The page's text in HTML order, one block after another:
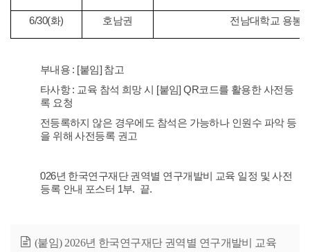
6/30(화) 호남권 전남대학교 용봉
다. 세부내용 : [붙임] 참고
라. 기타사항 : 교육 참석 희망 시 [붙임] QR코드를 활용한 사전등
록 요청
※ 사전등록하지 않은 경우에도 참석은 가능하나 인원수 파악 등
을 위해 사전등록 권고
붙임: 2026년 한국연구재단 권역별 연구개발비 교육 일정 및 사전
등록 안내 포스터 1부. 끝.
(붙임) 2026년 한국연구재단 권역별 연구개발비 교육